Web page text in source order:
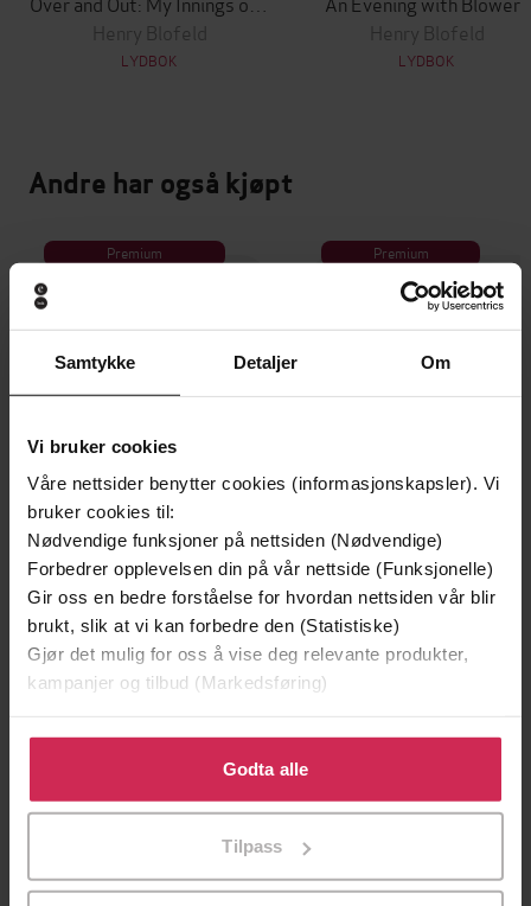
Samtykke Detaljer Om
Vi bruker cookies
Våre nettsider benytter cookies (informasjonskapsler). Vi
bruker cookies til:
Nødvendige funksjoner på nettsiden (Nødvendige)
Forbedrer opplevelsen din på vår nettside (Funksjonelle)
Gir oss en bedre forståelse for hvordan nettsiden vår blir
brukt, slik at vi kan forbedre den (Statistiske)
Gjør det mulig for oss å vise deg relevante produkter,
kampanjer og tilbud (Markedsføring)
Klikk på «Godta alle» for å gi oss ditt samtykke til å
bruke cookies for alle disse formålene. Du kan også
tilpasse ditt samtykke til spesifikke formål ved å klikke
Godta alle
Tilpass
Henry Blofeld
LYDBOK
Henry Blofeld
LYDBOK
Andre har også kjøpt
Premium
199,-
Minnesota
Jo Nesbø
EBOK
Premium
Første gang på tilbud
349,-
Utskudd
Jørn Lier Horst
Forfattere Henry Blofeld(forfatter),Henry Blofeld